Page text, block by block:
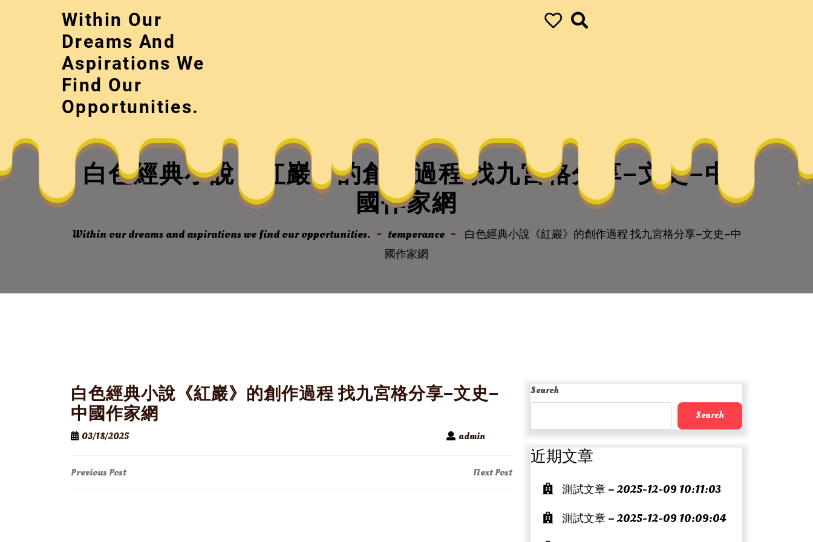
Within Our
Dreams And
Aspirations We
Find Our
Opportunities.
白色經典小說《紅巖》的創作過程 找九宮格分享–文史–中
國作家網
Within our dreams and aspirations we find our opportunities. temperance
白色經典小說《紅巖》的創作過程 找九宮格分享–文史–中
國作家網
白色經典小說《紅巖》的創作過程 找九宮格分享–文史–
中國作家網
03/18/2025 admin
Post
Previous
Previous Post
Next
Next Post
Search
Search
近期文章
測試文章 – 2025-12-09 10:11:03
測試文章 – 2025-12-09 10:09:04